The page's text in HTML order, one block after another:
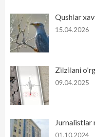
Qushlar
15.04.2026
Zilzilani
09.04.2025
Jurnalistlar
01.10.2024